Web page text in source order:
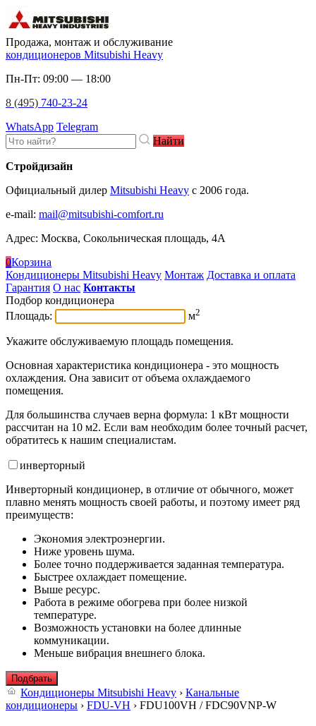
Продажа, монтаж и обслуживание
кондиционеров Mitsubishi Heavy
Пн-Пт: 09:00 — 18:00
8 (495) 740-23-24
WhatsApp Telegram
Найти
Стройдизайн
Официальный дилер Mitsubishi Heavy c 2006 года.
e-mail: mail@mitsubishi-comfort.ru
Адрес: Москва, Сокольническая площадь, 4А
0Корзина
Кондиционеры Mitsubishi Heavy Монтаж Доставка и оплата
Гарантия О нас Контакты
Подбор кондиционера
Площадь:
м2
Укажите обслуживаемую площадь помещения.
Основная характеристика кондиционера - это мощность
охлаждения. Она зависит от объема охлаждаемого
помещения.
Для большинства случаев верна формула: 1 кВт мощности
рассчитан на 10 м2. Если вам необходим более точный расчет,
обратитесь к нашим специалистам.
инверторный
Инверторный кондиционер, в отличие от обычного, может
плавно менять мощность своей работы, и поэтому имеет ряд
преимуществ:
Экономия электроэнергии.
Ниже уровень шума.
Более точно поддерживается заданная температура.
Быстрее охлаждает помещение.
Выше ресурс.
Работа в режиме обогрева при более низкой
температуре.
Возможность установки на более длинные
коммуникации.
Меньше вибрация внешнего блока.
Подбрать
Кондиционеры Mitsubishi Heavy › Канальные
кондиционеры › FDU-VH › FDU100VH / FDC90VNP-W